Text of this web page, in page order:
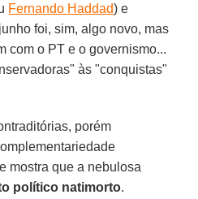
Fernando Haddad) e
foi, sim, algo novo, mas
com o PT e o governismo...
às "conquistas"
porém
mostra que a nebulosa
político natimorto.